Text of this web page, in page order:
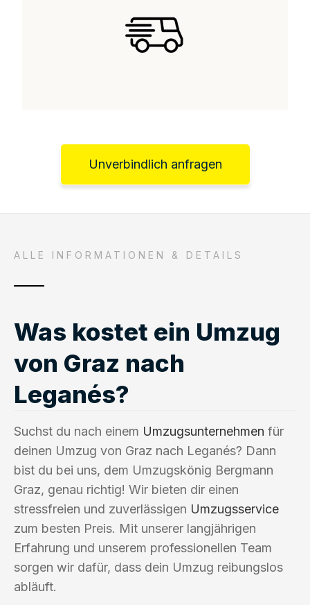
Unverbindlich anfragen
ALLE INFORMATIONEN & DETAILS
Was kostet ein Umzug
von Graz nach
Leganés?
Suchst du nach einem Umzugsunternehmen für
deinen Umzug von Graz nach Leganés? Dann
bist du bei uns, dem Umzugskönig Bergmann
Graz, genau richtig! Wir bieten dir einen
stressfreien und zuverlässigen Umzugsservice
zum besten Preis. Mit unserer langjährigen
Erfahrung und unserem professionellen Team
sorgen wir dafür, dass dein Umzug reibungslos
abläuft.